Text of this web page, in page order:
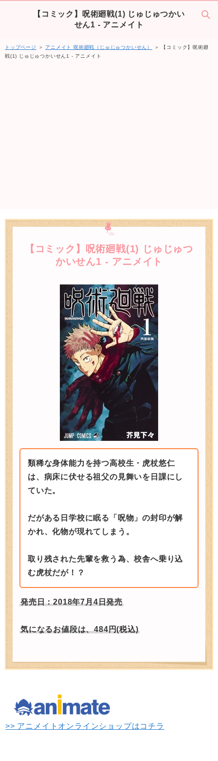
【コミック】呪術廻戦(1) じゅじゅつかい
せん1 - アニメイト
トップページ ＞ アニメイト 呪術廻戦（じゅじゅつかいせん）
＞ 【コミック】呪術廻
戦(1) じゅじゅつかいせん1 - アニメイト
【コミック】呪術廻戦(1) じゅじゅつ
かいせん1 - アニメイト
類稀な身体能力を持つ高校生・虎杖悠仁
は、病床に伏せる祖父の見舞いを日課にし
ていた。
だがある日学校に眠る「呪物」の封印が解
かれ、化物が現れてしまう。
取り残された先輩を救う為、校舎へ乗り込
む虎杖だが！？
発売日：2018年7月4日発売
気になるお値段は、484円(税込)
>> アニメイトオンラインショップはコチラ